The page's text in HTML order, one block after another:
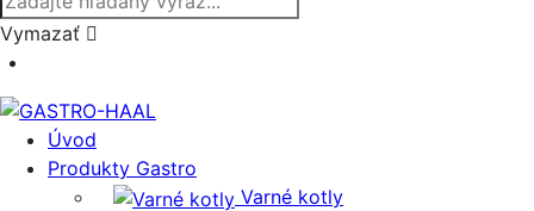
Vymazať
Úvod
Produkty Gastro
Varné kotly